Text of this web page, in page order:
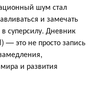
шум стал
и замечать
суперсилу. Дневник
это не просто запись
и развития